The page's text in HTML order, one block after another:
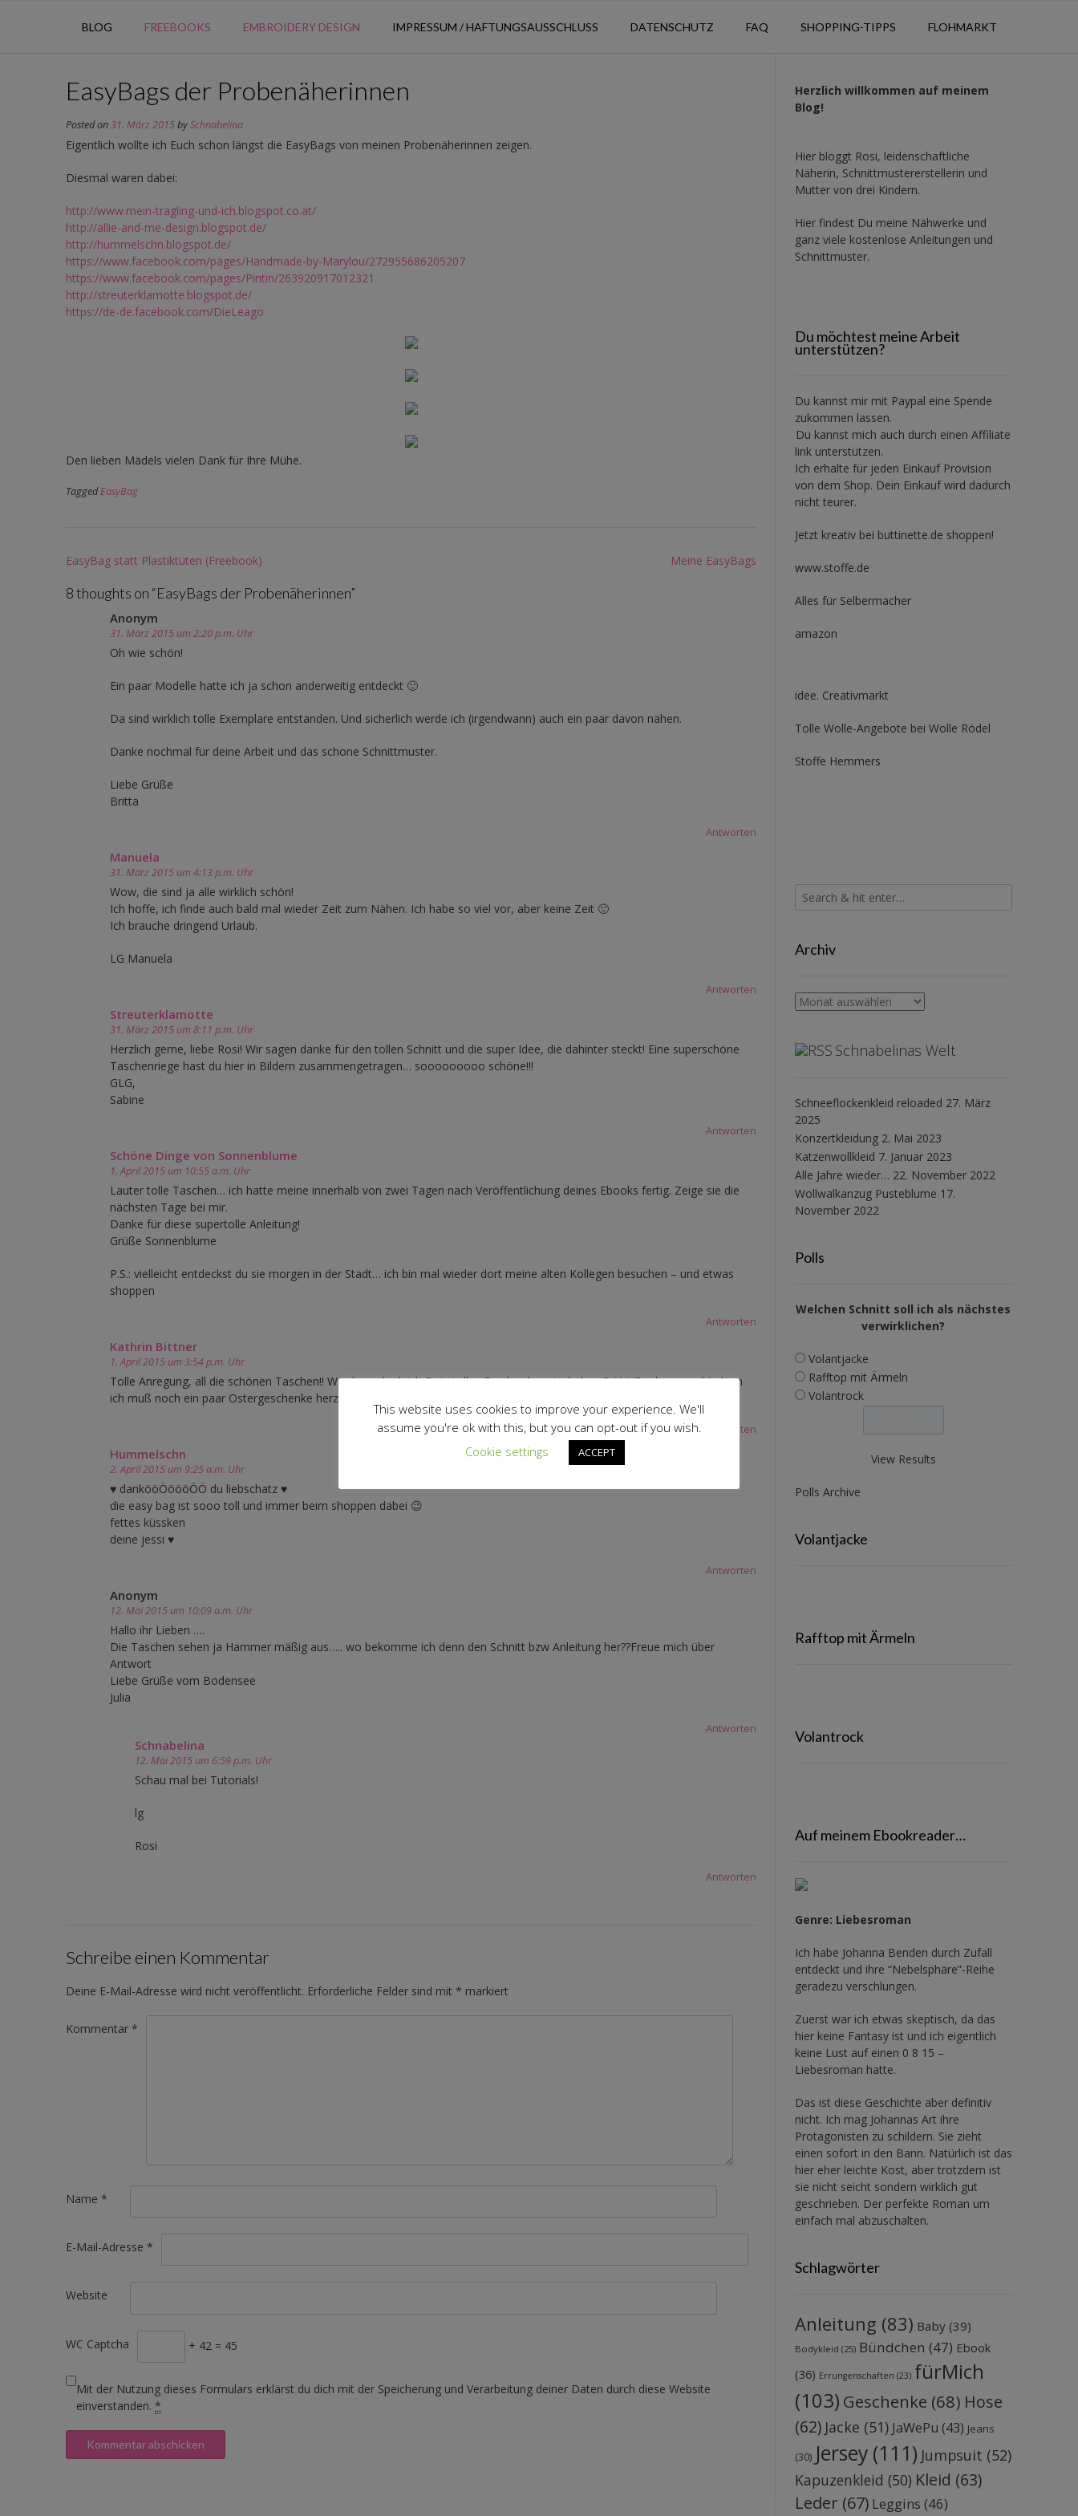
BLOG FREEBOOKS EMBROIDERY DESIGN IMPRESSUM / HAFTUNGSAUSSCHLUSS DATENSCHUTZ FAQ SHOPPING-TIPPS FLOHMARKT
EasyBags der Probenäherinnen
Posted on31. März 2015bySchnabelina
Eigentlich wollte ich Euch schon längst die EasyBags von meinen Probenäherinnen zeigen.
Diesmal waren dabei:
http://www.mein-tragling-und-ich.blogspot.co.at/
http://allie-and-me-design.blogspot.de/
http://hummelschn.blogspot.de/
https://www.facebook.com/pages/Handmade-by-Marylou/272955686205207
https://www.facebook.com/pages/Pintin/263920917012321
http://streuterklamotte.blogspot.de/
https://de-de.facebook.com/DieLeago
Den lieben Mädels vielen Dank für Ihre Mühe.
TaggedEasyBag
Post
EasyBag statt Plastiktüten (Freebook) Meine EasyBags
8 thoughts on “EasyBags der Probenäherinnen”
Anonym
31. März 2015 um 2:20 p.m. Uhr
Oh wie schön!
Ein paar Modelle hatte ich ja schon anderweitig entdeckt 🙂
Da sind wirklich tolle Exemplare entstanden. Und sicherlich werde ich (irgendwann) auch ein paar davon nähen.
Danke nochmal für deine Arbeit und das schone Schnittmuster.
Liebe Grüße
Britta
Antworten
Manuela
31. März 2015 um 4:13 p.m. Uhr
Wow, die sind ja alle wirklich schön!
Ich hoffe, ich finde auch bald mal wieder Zeit zum Nähen. Ich habe so viel vor, aber keine Zeit 🙁
Ich brauche dringend Urlaub.
LG Manuela
Antworten
Streuterklamotte
31. März 2015 um 8:11 p.m. Uhr
Herzlich gerne, liebe Rosi! Wir sagen danke für den tollen Schnitt und die super Idee, die dahinter steckt! Eine superschöne
Taschenriege hast du hier in Bildern zusammengetragen… sooooooooo schöne!!!
GLG,
Sabine
Antworten
Schöne Dinge von Sonnenblume
1. April 2015 um 10:55 a.m. Uhr
Lauter tolle Taschen… ich hatte meine innerhalb von zwei Tagen nach Veröffentlichung deines Ebooks fertig. Zeige sie die
nächsten Tage bei mir.
Danke für diese supertolle Anleitung!
Grüße Sonnenblume
P.S.: vielleicht entdeckst du sie morgen in der Stadt… ich bin mal wieder dort meine alten Kollegen besuchen – und etwas
shoppen
Antworten
Kathrin Bittner
1. April 2015 um 3:54 p.m. Uhr
Tolle Anregung, all die schönen Taschen!! Werde auch gleich Dein tolles Freebook runterladen (DANKE schon vorab)..denn
ich muß noch ein paar Ostergeschenke herzaubern..da bieten sich doch 2-3 solcher Taschen an!!*freu*
Antworten
Hummelschn
2. April 2015 um 9:25 a.m. Uhr
♥ dankööÖöööÖÖ du liebschatz ♥
die easy bag ist sooo toll und immer beim shoppen dabei 😉
fettes küssken
deine jessi ♥
Antworten
Anonym
12. Mai 2015 um 10:09 a.m. Uhr
Hallo ihr Lieben ….
Die Taschen sehen ja Hammer mäßig aus….. wo bekomme ich denn den Schnitt bzw Anleitung her??Freue mich über
Antwort
Liebe Grüße vom Bodensee
Julia
Antworten
Schnabelina
12. Mai 2015 um 6:59 p.m. Uhr
Schau mal bei Tutorials!
lg
Rosi
Antworten
Schreibe einen Kommentar
Deine E-Mail-Adresse wird nicht veröffentlicht. Erforderliche Felder sind mit * markiert
Kommentar *
Name *
E-Mail-Adresse *
Website
WC Captcha + 42 = 45
Mit der Nutzung dieses Formulars erklärst du dich mit der Speicherung und Verarbeitung deiner Daten durch diese Website
einverstanden. *
Herzlich willkommen auf meinem
Blog!
Hier bloggt Rosi, leidenschaftliche
Näherin, Schnittmustererstellerin und
Mutter von drei Kindern.
Hier findest Du meine Nähwerke und
ganz viele kostenlose Anleitungen und
Schnittmuster.
Du möchtest meine Arbeit
unterstützen?
Du kannst mir mit Paypal eine Spende
zukommen lassen.
Du kannst mich auch durch einen Affiliate
link unterstützen.
Ich erhalte für jeden Einkauf Provision
von dem Shop. Dein Einkauf wird dadurch
nicht teurer.
Jetzt kreativ bei buttinette.de shoppen!
www.stoffe.de
Alles für Selbermacher
amazon
idee. Creativmarkt
Tolle Wolle-Angebote bei Wolle Rödel
Stoffe Hemmers
Archiv
Archiv
Schnabelinas Welt
Schneeflockenkleid reloaded 27. März
2025
Konzertkleidung 2. Mai 2023
Katzenwollkleid 7. Januar 2023
Alle Jahre wieder… 22. November 2022
Wollwalkanzug Pusteblume 17.
November 2022
Polls
Welchen Schnitt soll ich als nächstes
verwirklichen?
Volantjacke
Rafftop mit Ärmeln
Volantrock
View Results
Polls Archive
Volantjacke
Rafftop mit Ärmeln
Volantrock
Auf meinem Ebookreader…
Genre: Liebesroman
Ich habe Johanna Benden durch Zufall
entdeckt und ihre “Nebelsphäre”-Reihe
geradezu verschlungen.
Zuerst war ich etwas skeptisch, da das
hier keine Fantasy ist und ich eigentlich
keine Lust auf einen 0 8 15 –
Liebesroman hatte.
Das ist diese Geschichte aber definitiv
nicht. Ich mag Johannas Art ihre
Protagonisten zu schildern. Sie zieht
einen sofort in den Bann. Natürlich ist das
hier eher leichte Kost, aber trotzdem ist
sie nicht seicht sondern wirklich gut
geschrieben. Der perfekte Roman um
einfach mal abzuschalten.
Schlagwörter
Anleitung (83) Baby(39)
Bodykleid (25) Bündchen (47) Ebook
(36) Errungenschaften (23) fürMich
(103) Geschenke (68) Hose
(62) Jacke (51) JaWePu (43) Jeans
(30) Jersey(111) Jumpsuit (52)
Kapuzenkleid (50) Kleid (63)
Leder (67) Leggins (46)
This website uses cookies to improve your experience. We'll
assume you're ok with this, but you can opt-out if you wish.
Cookie settings
ACCEPT